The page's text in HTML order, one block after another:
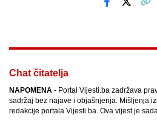
Facebook
Chat čitatelja
NAPOMENA - Portal Vijesti.ba zadržava
sadržaj bez najave i objašnjenja. Mišljenja
redakcije portala Vijesti.ba. Ova vijest je